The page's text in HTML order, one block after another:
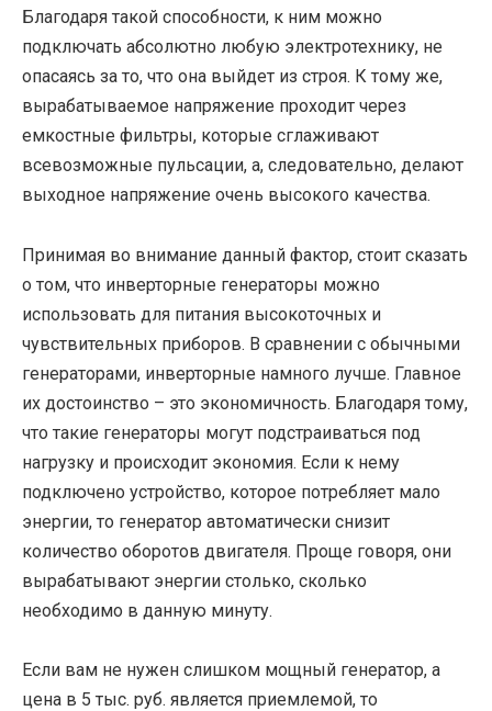
Благодаря такой способности, к ним можно
подключать абсолютно любую электротехнику, не
опасаясь за то, что она выйдет из строя. К тому же,
вырабатываемое напряжение проходит через
емкостные фильтры, которые сглаживают
всевозможные пульсации, а, следовательно, делают
выходное напряжение очень высокого качества.
Принимая во внимание данный фактор, стоит сказать
о том, что инверторные генераторы можно
использовать для питания высокоточных и
чувствительных приборов. В сравнении с обычными
генераторами, инверторные намного лучше. Главное
их достоинство – это экономичность. Благодаря тому,
что такие генераторы могут подстраиваться под
нагрузку и происходит экономия. Если к нему
подключено устройство, которое потребляет мало
энергии, то генератор автоматически снизит
количество оборотов двигателя. Проще говоря, они
вырабатывают энергии столько, сколько
необходимо в данную минуту.
Если вам не нужен слишком мощный генератор, а
цена в 5 тыс. руб. является приемлемой, то